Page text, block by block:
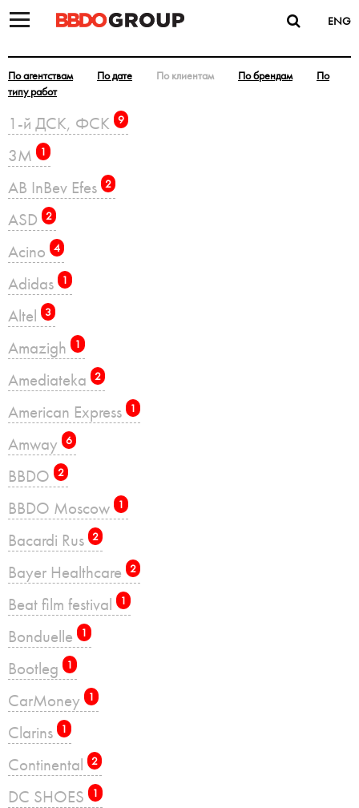
ENG
По агентствам По дате По клиентам По брендам
По
типу работ
1-й ДСК, ФСК 9
3M 1
AB InBev Efes 2
ASD 2
Acino 4
Adidas 1
Altel 3
Amazigh 1
Amediateka 2
American Express 1
Amway 6
BBDO 2
BBDO Moscow 1
Bacardi Rus 2
Bayer Healthcare 2
Beat film festival 1
Bonduelle 1
Bootleg 1
CarMoney 1
Clarins 1
Continental 2
DC SHOES 1